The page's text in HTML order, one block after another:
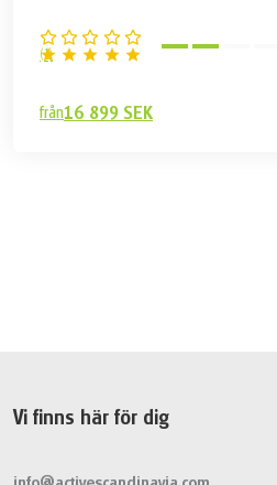
(1)
från16 899 SEK
Vi finns här för dig